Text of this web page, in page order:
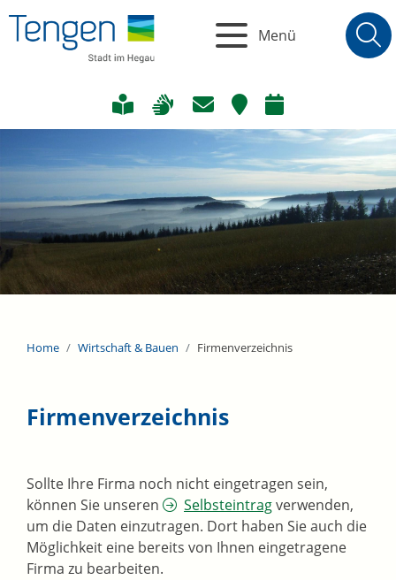
Menü
Home Wirtschaft & Bauen Firmenverzeichnis
Firmenverzeichnis
Sollte Ihre Firma noch nicht eingetragen sein,
können Sie unseren
Selbsteintragverwenden,
um die Daten einzutragen. Dort haben Sie auch die
Möglichkeit eine bereits von Ihnen eingetragene
Firma zu bearbeiten.